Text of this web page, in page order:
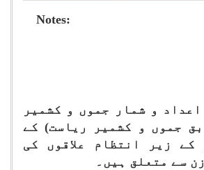
Notes:
و شمار جموں و کشمیر
جموں و کشمیر ریاست) کے
کے زیر انتظام علاقوں کی
سے متعلق ہیں۔